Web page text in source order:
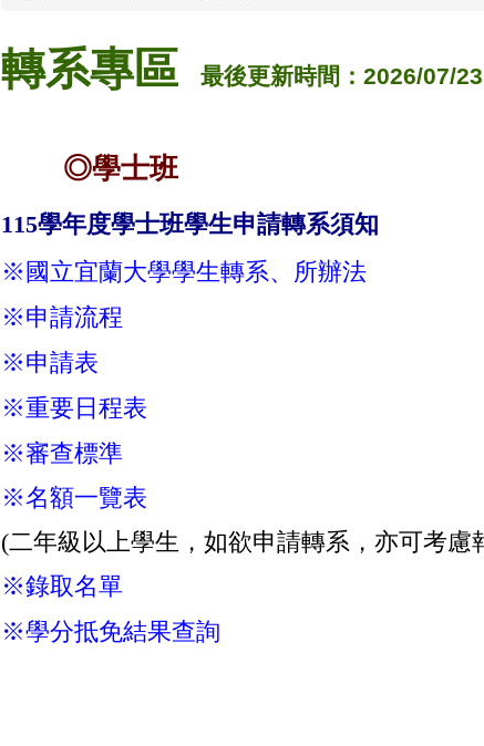
轉系專區 最後更新時間：2026/07/23
◎學士班
115學年度學士班學生申請轉系須知
※ 國立宜蘭大學學生轉系、所辦法
※申請流程
※申請表
※重要日程表
※審查標準
※名額一覽表
(二年級以上學生，如欲申請轉系，亦可考慮
※錄取名單
※學分抵免結果查詢